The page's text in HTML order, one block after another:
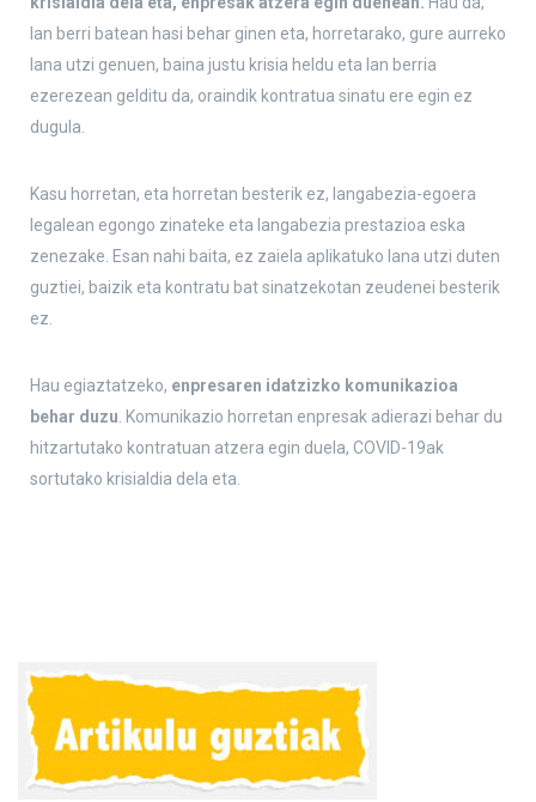
lan berri batean hasi behar ginen eta, horretarako, gure aurreko
lana utzi genuen, baina justu krisia heldu eta lan berria
ezerezean gelditu da, oraindik kontratua sinatu ere egin ez
dugula.
Kasu horretan, eta horretan besterik ez, langabezia-egoera
legalean egongo zinateke eta langabezia prestazioa eska
zenezake. Esan nahi baita, ez zaiela aplikatuko lana utzi duten
guztiei, baizik eta kontratu bat sinatzekotan zeudenei besterik
ez.
Hau egiaztatzeko, enpresaren idatzizko komunikazioa
behar duzu . Komunikazio horretan enpresak adierazi behar du
hitzartutako kontratuan atzera egin duela, COVID-19ak
sortutako krisialdia dela eta.